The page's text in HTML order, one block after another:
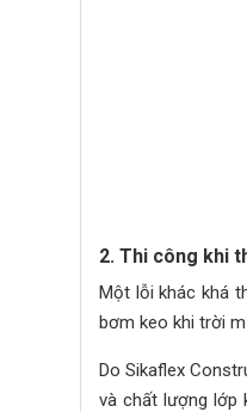
2. Thi công khi
Một lỗi khác khá
bơm keo khi trời
Do Sikaflex
và chất lượng lớp